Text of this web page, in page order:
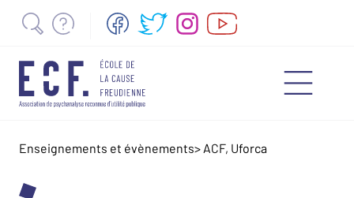
Enseignements et évènements> ACF, Uforca